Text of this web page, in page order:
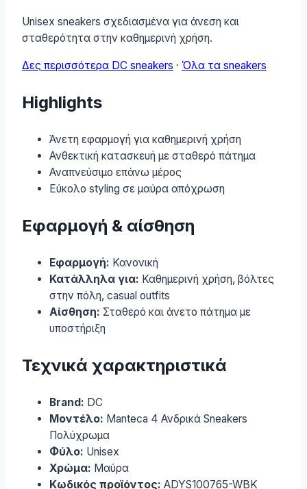
Unisex sneakers σχεδιασμένα για άνεση και
σταθερότητα στην καθημερινή χρήση.
Δες περισσότερα DC sneakers · Όλα τα sneakers
Highlights
Άνετη εφαρμογή για καθημερινή χρήση
Ανθεκτική κατασκευή με σταθερό πάτημα
Αναπνεύσιμο επάνω μέρος
Εύκολο styling σε μαύρα απόχρωση
Εφαρμογή & αίσθηση
Εφαρμογή: Κανονική
Κατάλληλα για: Καθημερινή χρήση, βόλτες
στην πόλη, casual outfits
Αίσθηση: Σταθερό και άνετο πάτημα με
υποστήριξη
Τεχνικά χαρακτηριστικά
Brand: DC
Μοντέλο: Manteca 4 Ανδρικά Sneakers
Πολύχρωμα
Φύλο: Unisex
Χρώμα: Μαύρα
Κωδικός προϊόντος: ADYS100765-WBK